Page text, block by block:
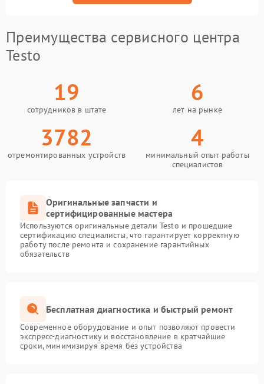
Преимущества сервисного центра
Testo
19
сотрудников в штате
6
лет на рынке
3782
отремонтированных устройств
4
минимальный опыт работы
специалистов
Оригинальные запчасти и
сертифицированные мастера
Используются оригинальные детали Testo и прошедшие
сертификацию специалисты, что гарантирует корректную
работу после ремонта и сохранение гарантийных
обязательств
Бесплатная диагностика и быстрый ремонт
Современное оборудование и опыт позволяют провести
экспресс-диагностику и восстановление в кратчайшие
сроки, минимизируя время без устройства